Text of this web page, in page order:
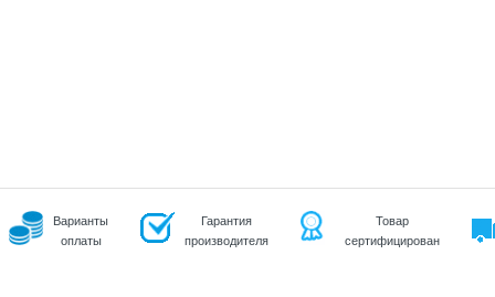
Варианты
оплаты
Гарантия
производителя
Товар
сертифицирован